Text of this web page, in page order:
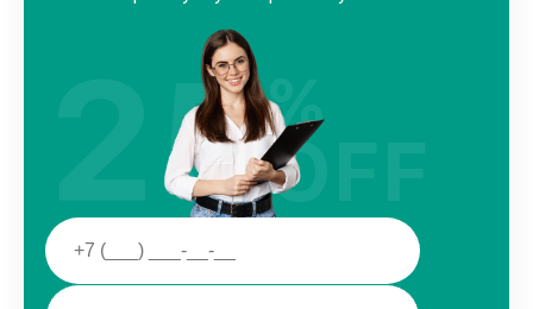
25%
OFF